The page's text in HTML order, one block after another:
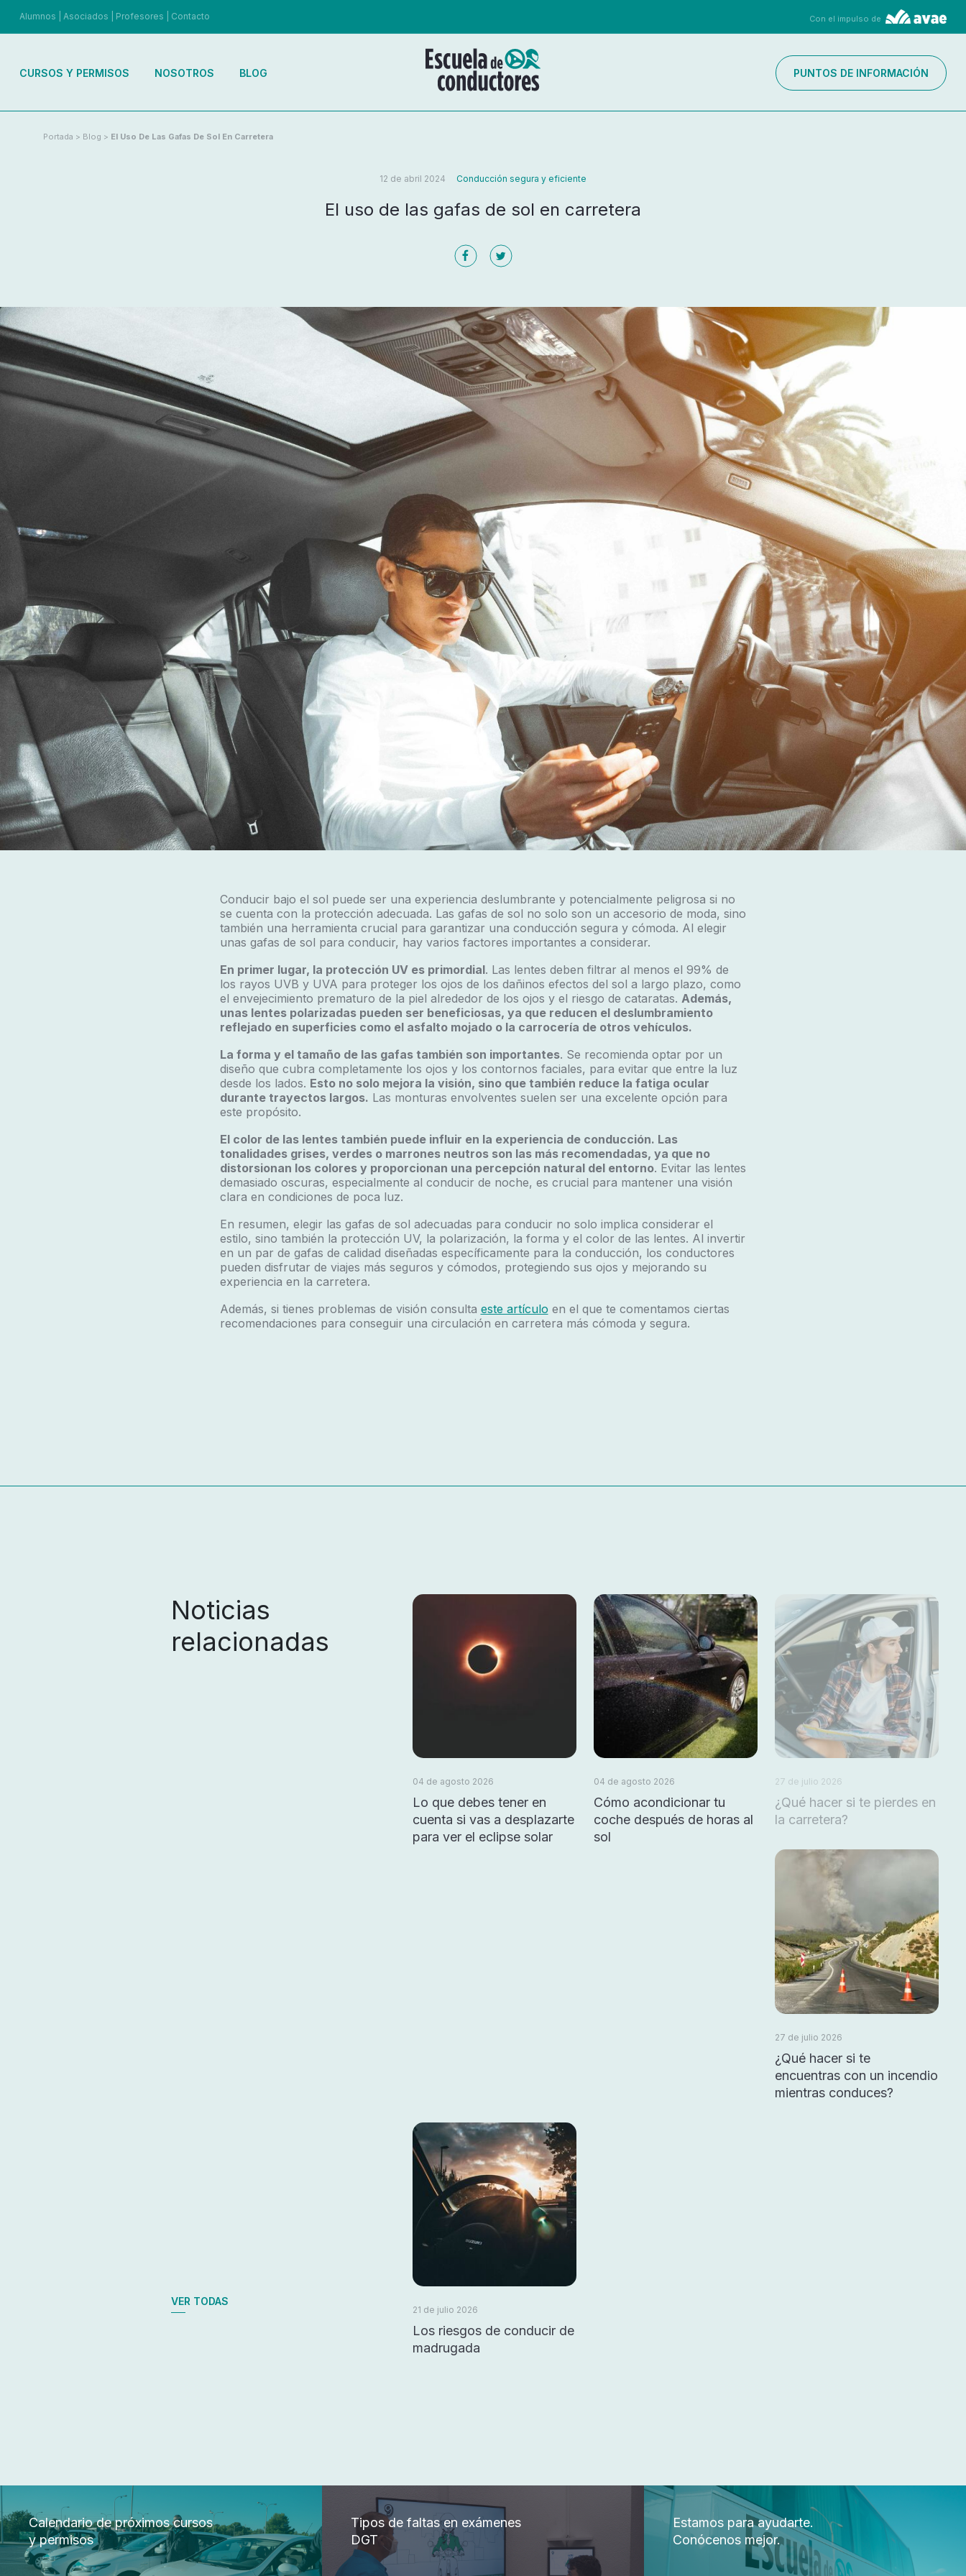
Alumnos Asociados Profesores Contacto Con el impulso de
CURSOS Y PERMISOS NOSOTROS BLOG PUNTOS DE INFORMACIÓN
Portada > Blog > El Uso De Las Gafas De Sol En Carretera
12 de abril 2024 Conducción segura y eficiente
El uso de las gafas de sol en carretera
Conducir bajo el sol puede ser una experiencia deslumbrante y potencialmente peligrosa si no
se cuenta con la protección adecuada. Las gafas de sol no solo son un accesorio de moda, sino
también una herramienta crucial para garantizar una conducción segura y cómoda. Al elegir
unas gafas de sol para conducir, hay varios factores importantes a considerar.
En primer lugar, la protección UV es primordial. Las lentes deben filtrar al menos el 99% de
los rayos UVB y UVA para proteger los ojos de los dañinos efectos del sol a largo plazo, como
el envejecimiento prematuro de la piel alrededor de los ojos y el riesgo de cataratas. Además,
unas lentes polarizadas pueden ser beneficiosas, ya que reducen el deslumbramiento
reflejado en superficies como el asfalto mojado o la carrocería de otros vehículos.
La forma y el tamaño de las gafas también son importantes. Se recomienda optar por un
diseño que cubra completamente los ojos y los contornos faciales, para evitar que entre la luz
desde los lados. Esto no solo mejora la visión, sino que también reduce la fatiga ocular
durante trayectos largos. Las monturas envolventes suelen ser una excelente opción para
este propósito.
El color de las lentes también puede influir en la experiencia de conducción. Las
tonalidades grises, verdes o marrones neutros son las más recomendadas, ya que no
distorsionan los colores y proporcionan una percepción natural del entorno. Evitar las lentes
demasiado oscuras, especialmente al conducir de noche, es crucial para mantener una visión
clara en condiciones de poca luz.
En resumen, elegir las gafas de sol adecuadas para conducir no solo implica considerar el
estilo, sino también la protección UV, la polarización, la forma y el color de las lentes. Al invertir
en un par de gafas de calidad diseñadas específicamente para la conducción, los conductores
pueden disfrutar de viajes más seguros y cómodos, protegiendo sus ojos y mejorando su
experiencia en la carretera.
Además, si tienes problemas de visión consulta este artículo en el que te comentamos ciertas
recomendaciones para conseguir una circulación en carretera más cómoda y segura.
Noticias
relacionadas
VER TODAS
04 de agosto 2026
Lo que debes tener en
cuenta si vas a desplazarte
para ver el eclipse solar
04 de agosto 2026
Cómo acondicionar tu
coche después de horas al
sol
27 de julio 2026
¿Qué hacer si te pierdes en
la carretera?
27 de julio 2026
¿Qué hacer si te
encuentras con un incendio
mientras conduces?
21 de julio 2026
Los riesgos de conducir de
madrugada
Calendario de próximos cursos
y permisos
Tipos de faltas en exámenes
DGT
Estamos para ayudarte.
Conócenos mejor.